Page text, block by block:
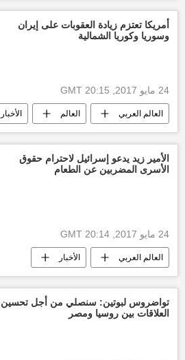
أخبار إنجلترا
أمريكا تعتزم زيادة العقوبات على إيران
وسوريا وكوريا الشمالية
24 مايو 2017, 20:15 GMT
العالم العربي العالم الأخبار
أخبار إيران كوريا الشمالية
ستيفن منوتشين وزارة الخزانة
الولايات المتحدة الأمريكية
الأمير زيد يدعو إسرائيل لاحترام حقوق
الأسرى المضربين عن الطعام
24 مايو 2017, 20:14 GMT
العالم العربي الأخبار
فلسطين المحتلة أخبار فلسطين اليوم
تواضروس لبوتين: سنصلي من أجل تحسين
العلاقات بين روسيا ومصر